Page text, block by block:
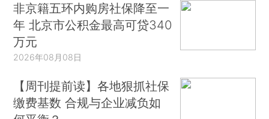
非京籍五环内购房社保降至一
年 北京市公积金最高可贷340
万元
2026年08月08日
【周刊提前读】各地狠抓社保
缴费基数 合规与企业减负如